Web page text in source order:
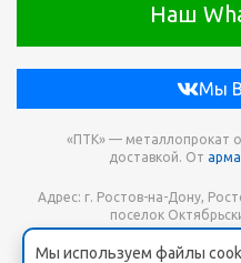
Наш
Мы
«ПТК» — металлопрокат
доставкой. От
Адрес: г. Ростов-на-Дону,
поселок
Телефон для
Мы используем файлы